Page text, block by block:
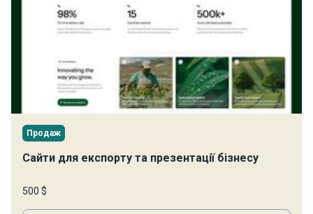
Продаж
Сайти для експорту та презентації бізнесу
500 $